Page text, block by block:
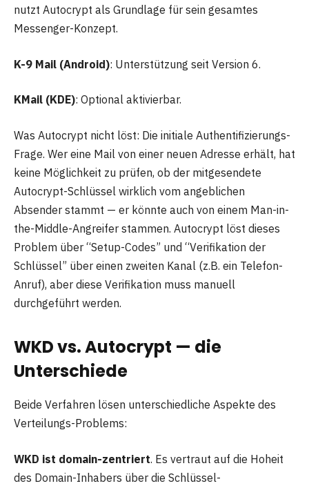
nutzt Autocrypt als Grundlage für sein gesamtes
Messenger-Konzept.
K-9 Mail (Android): Unterstützung seit Version 6.
KMail (KDE): Optional aktivierbar.
Was Autocrypt nicht löst: Die initiale Authentifizierungs-
Frage. Wer eine Mail von einer neuen Adresse erhält, hat
keine Möglichkeit zu prüfen, ob der mitgesendete
Autocrypt-Schlüssel wirklich vom angeblichen
Absender stammt — er könnte auch von einem Man-in-
the-Middle-Angreifer stammen. Autocrypt löst dieses
Problem über “Setup-Codes” und “Verifikation der
Schlüssel” über einen zweiten Kanal (z.B. ein Telefon-
Anruf), aber diese Verifikation muss manuell
durchgeführt werden.
WKD vs. Autocrypt — die
Unterschiede
Beide Verfahren lösen unterschiedliche Aspekte des
Verteilungs-Problems:
WKD ist domain-zentriert. Es vertraut auf die Hoheit
des Domain-Inhabers über die Schlüssel-